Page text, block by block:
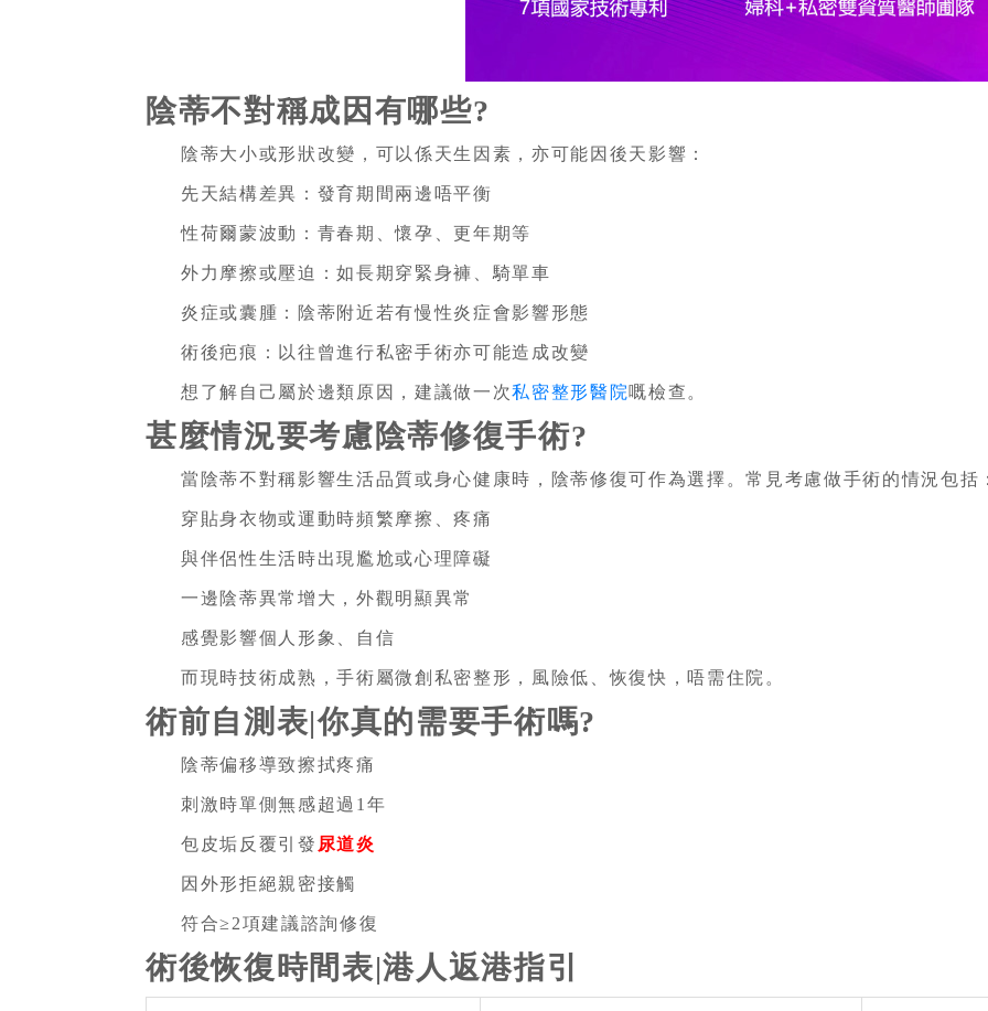
陰蒂不對稱成因有哪些?
陰蒂大小或形狀改變，可以係天生因素，亦可能因後天影響：
先天結構差異：發育期間兩邊唔平衡
性荷爾蒙波動：青春期、懷孕、更年期等
外力摩擦或壓迫：如長期穿緊身褲、騎單車
炎症或囊腫：陰蒂附近若有慢性炎症會影響形態
術後疤痕：以往曾進行私密手術亦可能造成改變
想了解自己屬於邊類原因，建議做一次私密整形醫院嘅檢查。
甚麼情況要考慮陰蒂修復手術?
當陰蒂不對稱影響生活品質或身心健康時，陰蒂修復可作為選擇。常見考慮做手術的情況包括
穿貼身衣物或運動時頻繁摩擦、疼痛
與伴侶性生活時出現尷尬或心理障礙
一邊陰蒂異常增大，外觀明顯異常
感覺影響個人形象、自信
而現時技術成熟，手術屬微創私密整形，風險低、恢復快，唔需住院。
術前自測表|你真的需要手術嗎?
陰蒂偏移導致擦拭疼痛
刺激時單側無感超過1年
包皮垢反覆引發 尿道炎
因外形拒絕親密接觸
符合≥2項建議諮詢修復
術後恢復時間表|港人返港指引